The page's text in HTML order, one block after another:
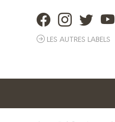
LES AUTRES LABELS